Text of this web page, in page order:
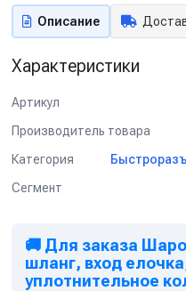
Описание
Характеристики
Артикул
Производитель товара
Категория
Сегмент
🚚 Для заказа
шланг, вход
уплотнительное